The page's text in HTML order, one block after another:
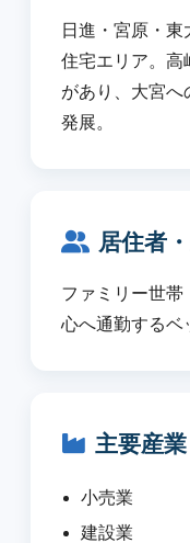
日進・宮原・
住宅エリア。高
があり、大宮へ
発展。
居住者
ファミリー世帯
心へ通勤するベ
主要産
小売業
建設業